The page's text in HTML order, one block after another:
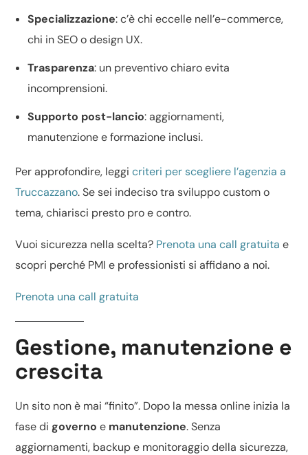
Specializzazione: c’è chi eccelle nell’e-commerce,
chi in SEO odesign UX.
Trasparenza: un preventivo chiaroevita
incomprensioni.
Supporto post-lancio: aggiornamenti,
manutenzione e formazione inclusi.
Per approfondire, leggicriteri per scegliere l’agenzia a
Truccazzano. Se sei indeciso trasviluppo custom o
tema, chiarisci presto pro e contro.
Vuoi sicurezza nella scelta? Prenota una call gratuita e
scopri perché PMI e professionisti si affidano a noi.
Prenota una call gratuita
Gestione, manutenzione e
crescita
Un sito non è mai “finito”. Dopo la messa online inizia la
fase di governo e manutenzione. Senza
aggiornamenti, backup e monitoraggio della sicurezza,